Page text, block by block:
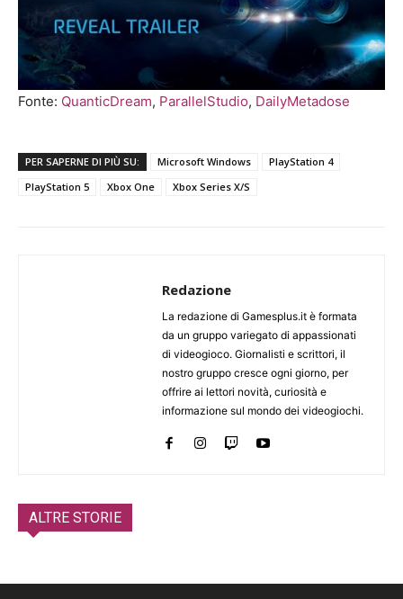
Fonte: QuanticDream, ParallelStudio, DailyMetadose
PER SAPERNE DI PIÙ SU: Microsoft Windows
PlayStation 4
PlayStation 5
Xbox One Xbox Series X/S
Redazione
La redazione di Gamesplus.it è formata
da un gruppo variegato di appassionati
di videogioco. Giornalisti e scrittori, il
nostro gruppo cresce ogni giorno, per
offrire ai lettori novità, curiosità e
informazione sul mondo dei videogiochi.
ALTRE STORIE